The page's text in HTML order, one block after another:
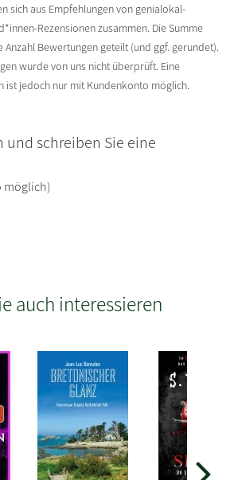
sich aus Empfehlungen von genialokal-
Rezensionen zusammen. Die Summe
Bewertungen geteilt (und ggf. gerundet).
wurde von uns nicht überprüft. Eine
ist jedoch nur mit Kundenkonto möglich.
und schreiben Sie eine
möglich)
auch interessieren